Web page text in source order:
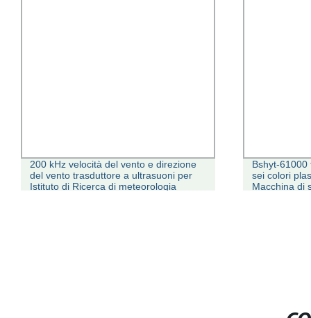
200 kHz velocità del vento e direzione
del vento trasduttore a ultrasuoni per
Istituto di Ricerca di meteorologia
Bshyt-
sei colori
Macchina di